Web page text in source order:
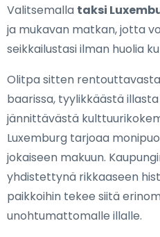
Valitsemalla taksi
ja mukavan matkan, jotta
seikkailustasi ilman huolia
Olitpa sitten
baarissa, tyylikkäästä
jännittävästä
Luxemburg tarjoaa
jokaiseen makuun.
yhdistettynä rikkaaseen
paikkoihin tekee siitä
unohtumattomalle illalle.